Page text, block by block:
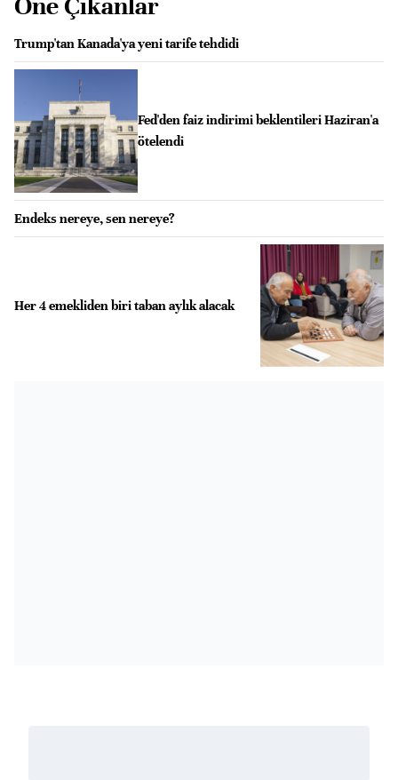
Öne Çıkanlar
Trump'tan Kanada'ya yeni tarife tehdidi
Fed'den faiz indirimi beklentileri Haziran'a
ötelendi
Endeks nereye, sen nereye?
Her 4 emekliden biri taban aylık alacak